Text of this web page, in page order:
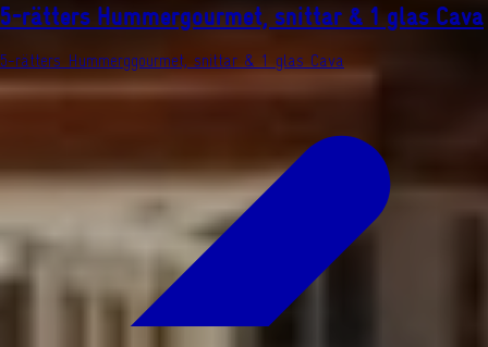
5-rätters Hummergourmet, snittar & 1 glas Cava
5-rätters Hummerggourmet, snittar & 1 glas Cava